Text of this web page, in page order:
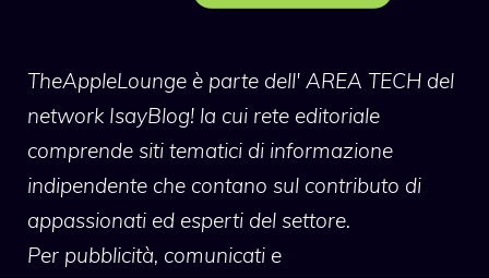
TheAppleLounge è parte dell' AREA TECH del
network IsayBlog! la cui rete editoriale
comprende siti tematici di informazione
indipendente che contano sul contributo di
appassionati ed esperti del settore.
Per pubblicità, comunicati e